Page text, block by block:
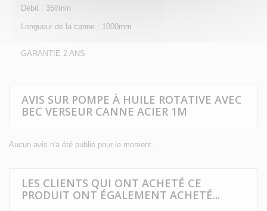
Débit : 35l/min
Longueur de la canne : 1000mm
GARANTIE 2 ANS
AVIS SUR POMPE À HUILE ROTATIVE AVEC
BEC VERSEUR CANNE ACIER 1M
Aucun avis n'a été publié pour le moment.
LES CLIENTS QUI ONT ACHETÉ CE
PRODUIT ONT ÉGALEMENT ACHETÉ...